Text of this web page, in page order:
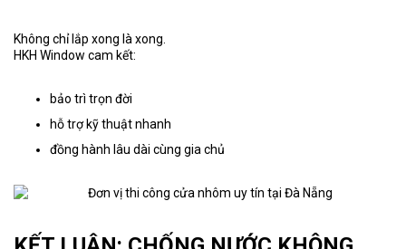
Không chỉ lắp xong là xong.
HKH Window cam kết:
bảo trì trọn đời
hỗ trợ kỹ thuật nhanh
đồng hành lâu dài cùng gia chủ